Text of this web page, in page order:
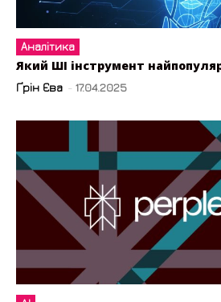
Аналітика
Який ШІ інструмент
Ґрін Єва - 17.04.2025